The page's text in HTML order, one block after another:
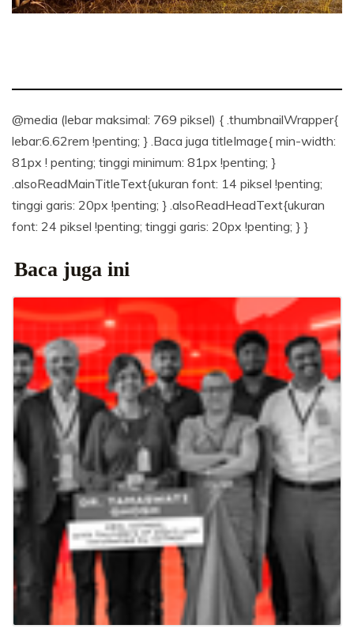
@media (lebar maksimal: 769 piksel) { .thumbnailWrapper{
lebar:6.62rem !penting; } .Baca juga titleImage{ min-width:
81px ! penting; tinggi minimum: 81px !penting; }
.alsoReadMainTitleText{ukuran font: 14 piksel !penting;
tinggi garis: 20px !penting; } .alsoReadHeadText{ukuran
font: 24 piksel !penting; tinggi garis: 20px !penting; } }
Baca juga ini